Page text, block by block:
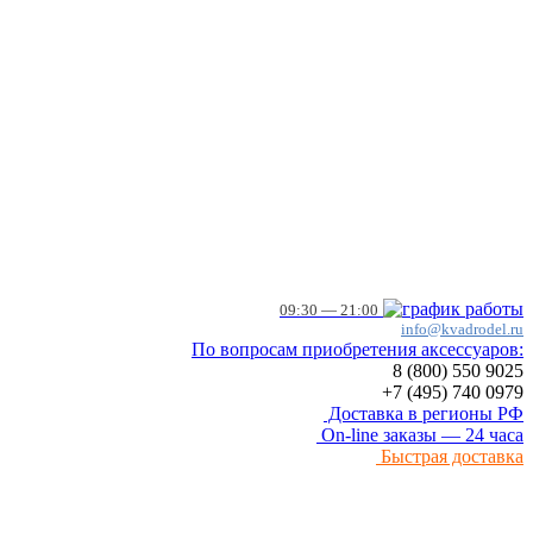
09:30 — 21:00
info@kvadrodel.ru
По вопросам приобретения аксессуаров:
8 (800) 550 9025
+7 (495) 740 0979
Доставка в регионы РФ
On-line заказы — 24 часа
Быстрая доставка